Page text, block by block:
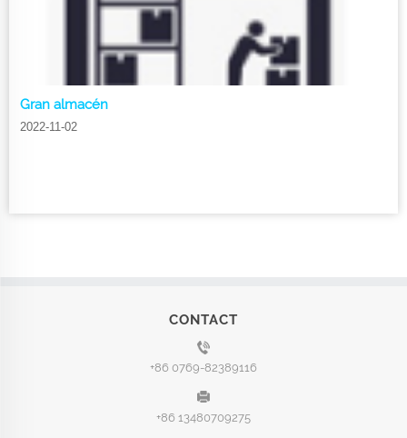
Gran almacén
2022-11-02
CONTACT
+86 0769-82389116
+86 13480709275